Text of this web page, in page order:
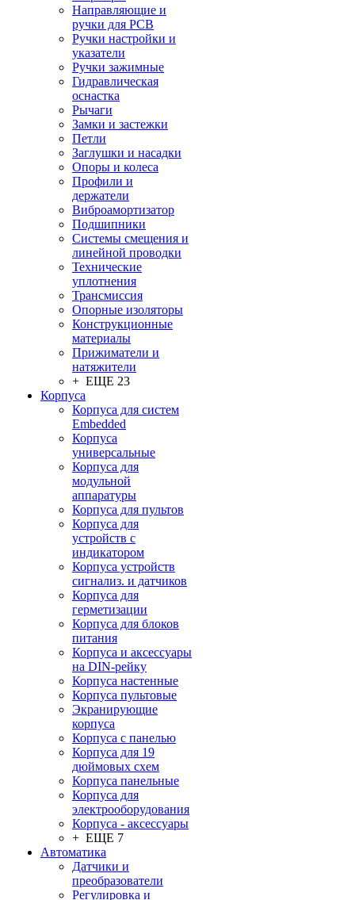
Направляющие и
ручки для PCB
Ручки настройки и
указатели
Ручки зажимные
Гидравлическая
оснастка
Рычаги
Замки и застежки
Петли
Заглушки и насадки
Опоры и колеса
Профили и
держатели
Виброамортизатор
Подшипники
Системы смещения и
линейной проводки
Технические
уплотнения
Трансмиссия
Опорные изоляторы
Конструкционные
материалы
Прижиматели и
натяжители
+ ЕЩЕ 23
Корпуса
Корпуса для систем
Embedded
Корпуса
универсальные
Корпуса для
модульной
аппаратуры
Корпуса для пультов
Корпуса для
устройств с
индикатором
Корпуса устройств
сигнализ. и датчиков
Корпуса для
герметизации
Корпуса для блоков
питания
Корпуса и аксессуары
на DIN-рейку
Корпуса настенные
Корпуса пультовые
Экранирующие
корпуса
Корпуса с панелью
Корпуса для 19
дюймовых схем
Корпуса панельные
Корпуса для
электрооборудования
Корпуса - аксессуары
+ ЕЩЕ 7
Автоматика
Датчики и
преобразователи
Регулировка и